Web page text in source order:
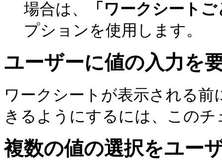
場合は、
「ワークシート
プションを使用します。
ユーザーに値の入力を
ワークシートが表示される
きるようにするには、この
複数の値の選択をユー